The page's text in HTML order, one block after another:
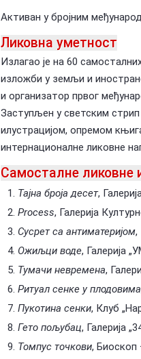
Активан у бројним
Ликовна уметност
Излагао је на 60
изложби у земљи и
и организатор првог
Заступљен у светским стрип
илустрацијом, опремом
интернационалне ликовне
Самосталне ликовне
Тајна броја десет,
Process, Галерија
Сусрет са антиматеријом,
Ожиљци воде, Галерија
Тумачи невремена,
Ритуал сенке у плодовима
Пукотина сенки, Клуб
Гето пољубац, Галерија
Томпус точкови, Биоскоп